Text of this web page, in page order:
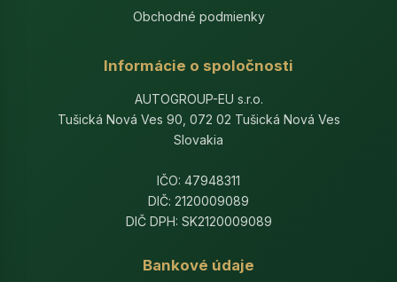
Obchodné podmienky
Informácie o spoločnosti
AUTOGROUP-EU s.r.o.
Tušická Nová Ves 90, 072 02 Tušická Nová Ves
Slovakia
IČO: 47948311
DIČ: 2120009089
DIČ DPH: SK2120009089
Bankové údaje